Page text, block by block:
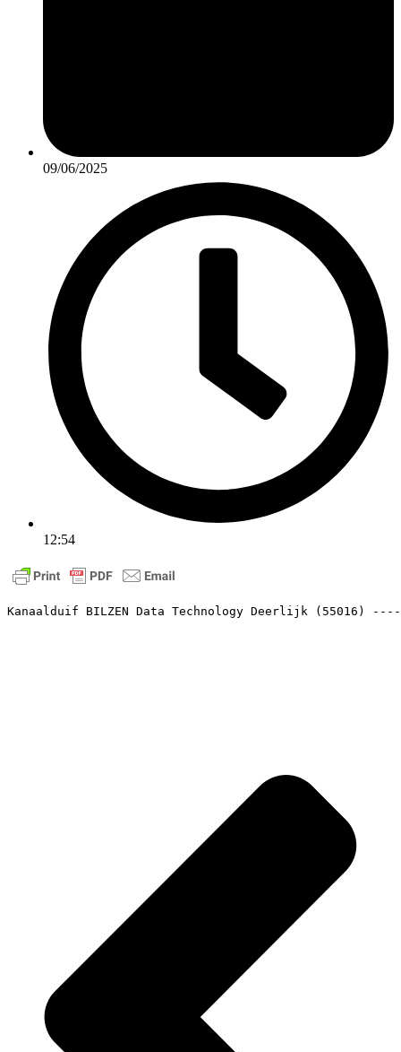
09/06/2025
12:54
Kanaalduif BILZEN Data Technology Deerlijk (55016)